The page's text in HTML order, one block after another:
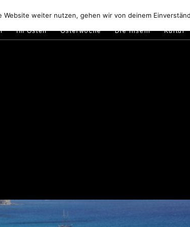
Im Norden Im Süden Gallura Murales
Im Osten Osterwoche Die Inseln Kultur
Website weiter nutzen, gehen wir von deinem